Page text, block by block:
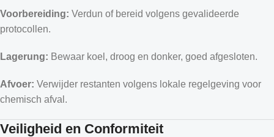
Voorbereiding: Verdun of bereid volgens gevalideerde
protocollen.
Lagerung: Bewaar koel, droog en donker, goed afgesloten.
Afvoer: Verwijder restanten volgens lokale regelgeving voor
chemisch afval.
Veiligheid en Conformiteit